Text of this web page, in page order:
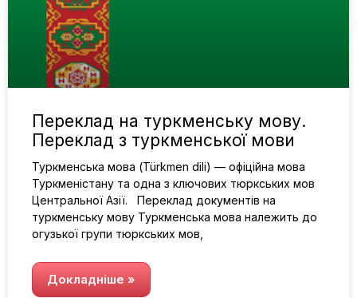
Переклад на туркменську мову.
Переклад з туркменської мови
Туркменська мова (Türkmen dili) — офіційна мова
Туркменістану та одна з ключових тюркських мов
Центральної Азії. Переклад документів на
туркменську мову Туркменська мова належить до
огузької групи тюркських мов,
Докладніше »